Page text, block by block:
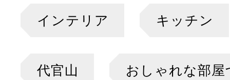
インテリア キッチン
代官山 おしゃれな部屋